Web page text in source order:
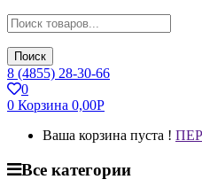
Поиск
8 (4855) 28-30-66
0
0 Корзина 0,00Р
Ваша корзина пуста !
Все категории